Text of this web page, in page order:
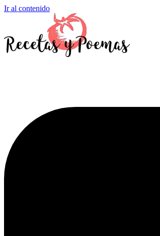
Ir al contenido